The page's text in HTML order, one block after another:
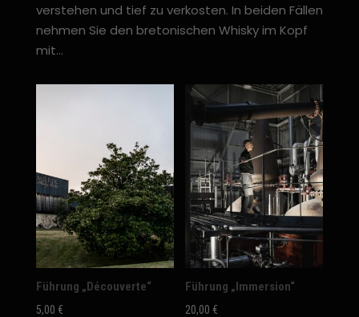
verstehen und tief zu verkosten. In beiden Fällen
nehmen Sie den bretonischen Whisky im Kopf
mit…
Führung „Découverte“
5,00 €
Führung „Immersion“
20,00 €